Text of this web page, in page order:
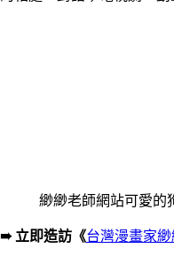
緲緲老師網站可愛的
➠ 立即造訪《台灣漫畫家